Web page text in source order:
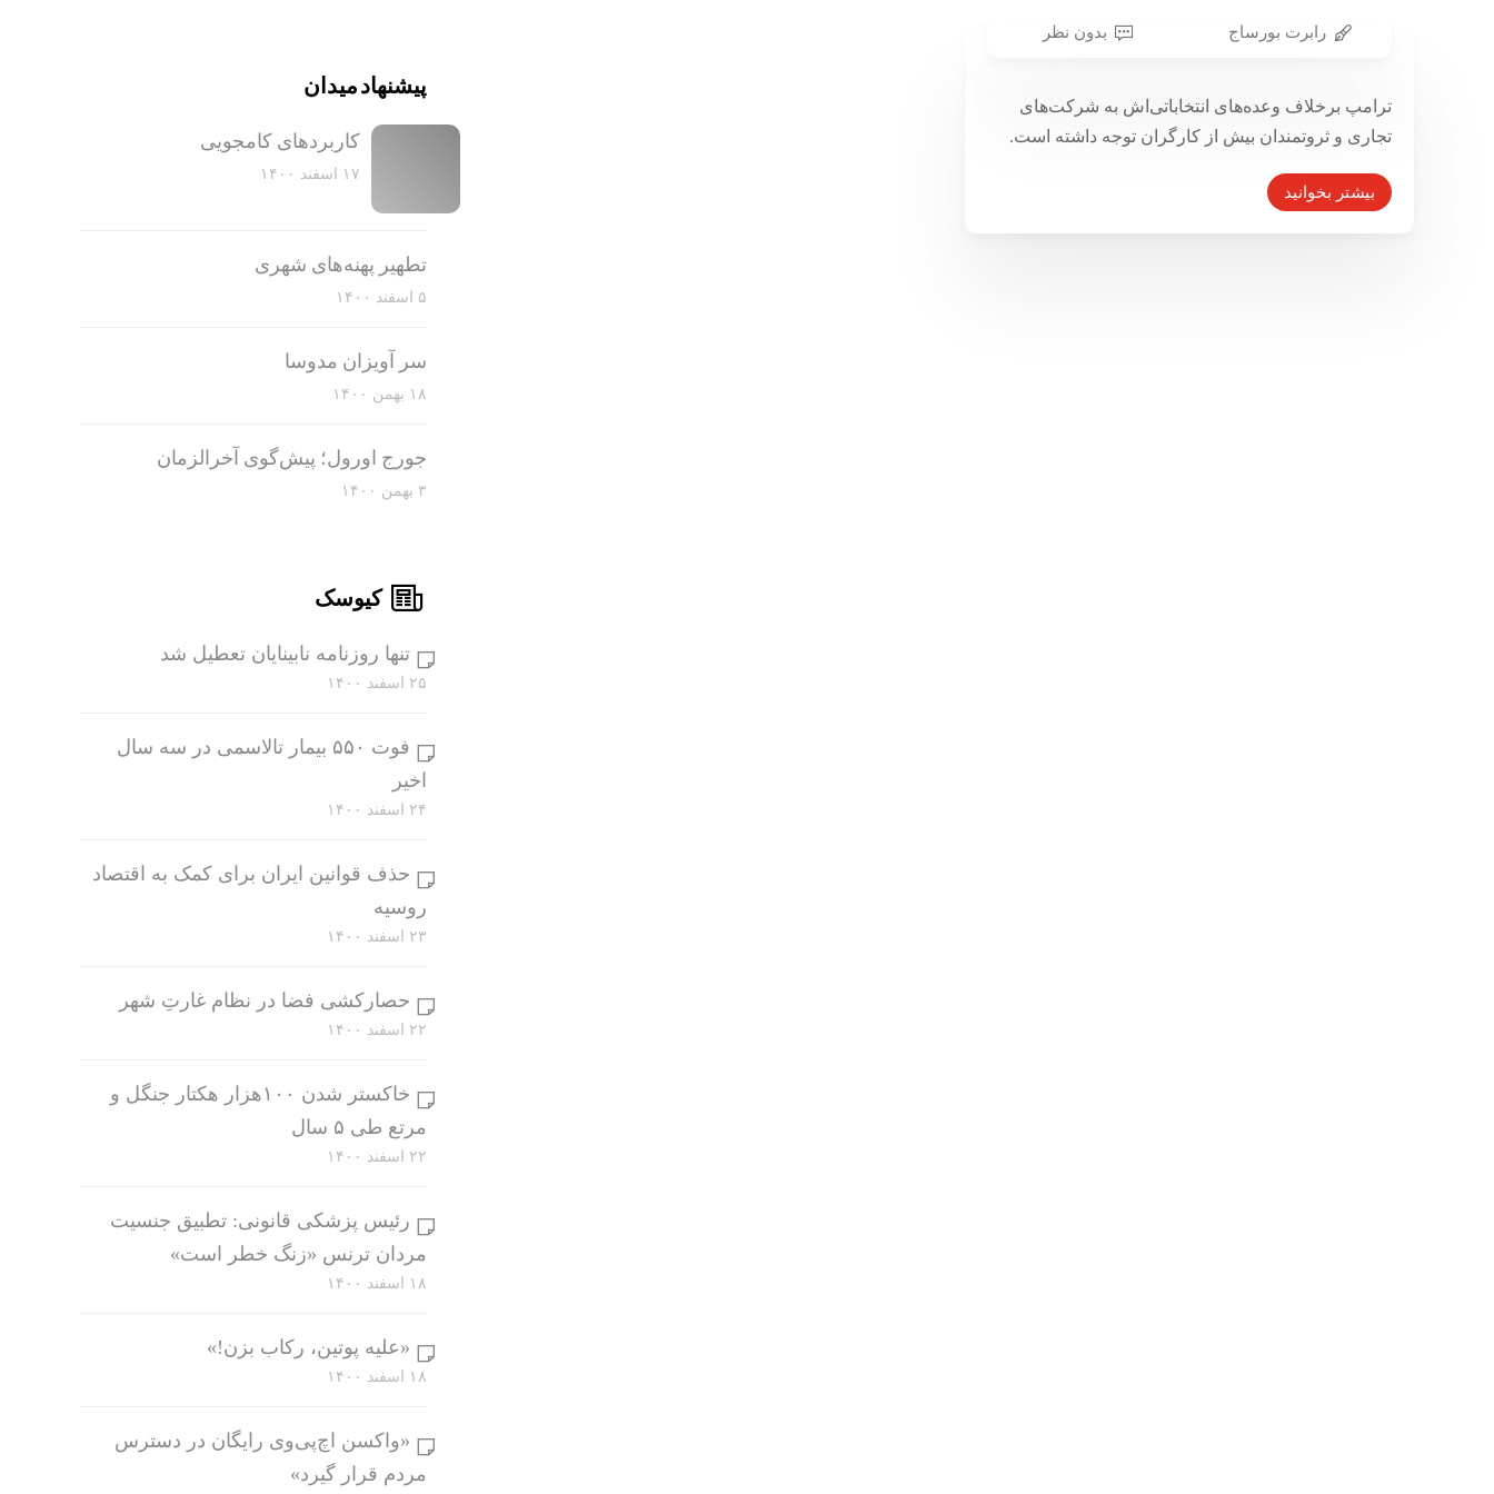
خیانت کرده و می‌کند
۲۵ مهر ۱۳۹۷
رابرت بورساج بدون نظر
ترامپ برخلاف وعده‌های انتخاباتی‌اش به شرکت‌های
تجاری و ثروتمندان بیش از کارگران توجه داشته است.
بیشتر بخوانید
پیشنهاد میدان
کاربرد‌های کامجویی
۱۷ اسفند ۱۴۰۰
تطهیر پهنه‌های شهری
۵ اسفند ۱۴۰۰
سر آویزان مدوسا
۱۸ بهمن ۱۴۰۰
جورج اورول؛ پیش‌گوی آخرالزمان
۳ بهمن ۱۴۰۰
کیوسک
تنها روزنامه نابینایان تعطیل شد
۲۵ اسفند ۱۴۰۰
فوت ۵۵۰ بیمار تالاسمی در سه سال
اخیر
۲۴ اسفند ۱۴۰۰
حذف قوانین ایران برای کمک به اقتصاد
روسیه
۲۳ اسفند ۱۴۰۰
حصارکشی فضا در نظام غارتِ شهر
۲۲ اسفند ۱۴۰۰
خاکستر شدن ۱۰۰هزار هکتار جنگل و
مرتع طی ۵ سال
۲۲ اسفند ۱۴۰۰
رئیس پزشکی قانونی: تطبیق جنسیت
مردان ترنس «زنگ خطر است»
۱۸ اسفند ۱۴۰۰
«علیه پوتین، رکاب بزن!»
۱۸ اسفند ۱۴۰۰
«واکسن اچ‌پی‌وی رایگان در دسترس
مردم قرار گیرد»